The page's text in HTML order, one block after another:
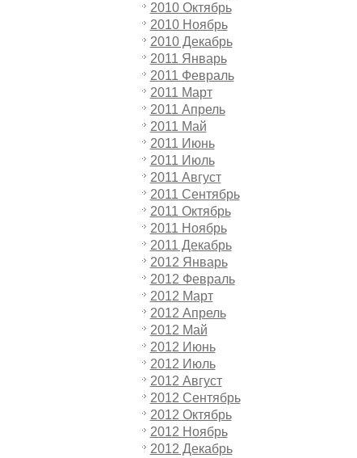
2010 Октябрь
2010 Ноябрь
2010 Декабрь
2011 Январь
2011 Февраль
2011 Март
2011 Апрель
2011 Май
2011 Июнь
2011 Июль
2011 Август
2011 Сентябрь
2011 Октябрь
2011 Ноябрь
2011 Декабрь
2012 Январь
2012 Февраль
2012 Март
2012 Апрель
2012 Май
2012 Июнь
2012 Июль
2012 Август
2012 Сентябрь
2012 Октябрь
2012 Ноябрь
2012 Декабрь